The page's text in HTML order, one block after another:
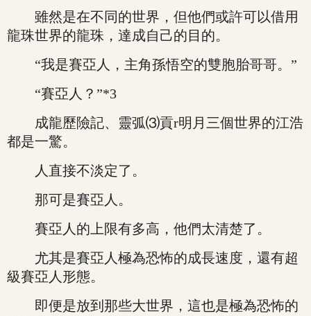
雖然是在不同的世界，但他們或許可以借用
龍珠世界的龍珠，達成自己的目的。
“我是賽亞人，主角孫悟空的雙胞胎哥哥。”
“賽亞人？”*3
成龍歷險記、靈弧⑶貢r明月三個世界的江浩
都是一驚。
人直接不淡定了。
那可是賽亞人。
賽亞人的上限有多高，他們太清楚了。
尤其是賽亞人極為恐怖的成長速度，還有超
級賽亞人形態。
即便是放到那些大世界，這也是極為恐怖的